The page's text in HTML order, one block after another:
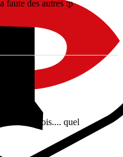
faute des autres :p
Gallois.... quel